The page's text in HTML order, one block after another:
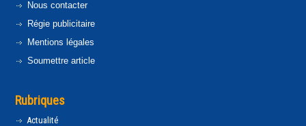
Nous contacter
Régie publicitaire
Mentions légales
Soumettre article
Rubriques
Actualité